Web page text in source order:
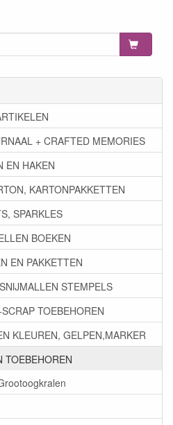
+ CRAFTED MEMORIES
EN HAKEN
KARTONPAKKETTEN
SPARKLES
BOEKEN
EN PAKKETTEN
STEMPELS
TOEBEHOREN
KLEUREN, GELPEN,MARKER
TOEBEHOREN